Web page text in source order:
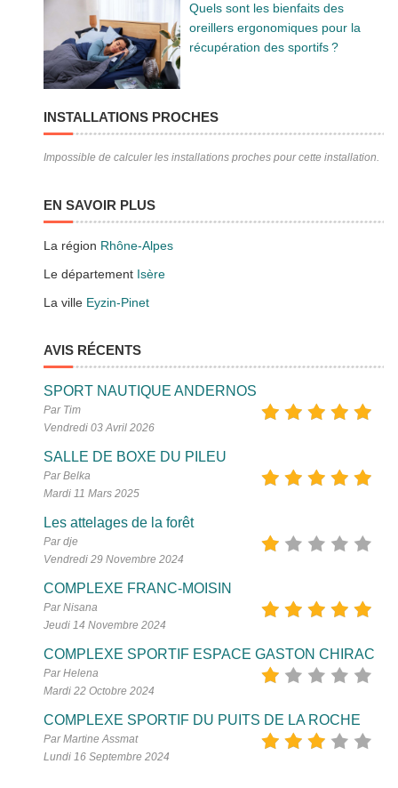
Quels sont les bienfaits des
oreillers ergonomiques pour la
récupération des sportifs ?
INSTALLATIONS PROCHES
Impossible de calculer les installations proches pour cette installation.
EN SAVOIR PLUS
La région Rhône-Alpes
Le département Isère
La ville Eyzin-Pinet
AVIS RÉCENTS
SPORT NAUTIQUE ANDERNOS
Par Tim
Vendredi 03 Avril 2026
SALLE DE BOXE DU PILEU
Par Belka
Mardi 11 Mars 2025
Les attelages de la forêt
Par dje
Vendredi 29 Novembre 2024
COMPLEXE FRANC-MOISIN
Par Nisana
Jeudi 14 Novembre 2024
COMPLEXE SPORTIF ESPACE GASTON CHIRAC
Par Helena
Mardi 22 Octobre 2024
COMPLEXE SPORTIF DU PUITS DE LA ROCHE
Par Martine Assmat
Lundi 16 Septembre 2024